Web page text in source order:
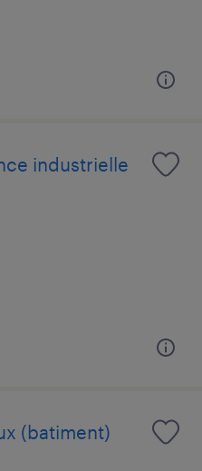
industrielle
(batiment)